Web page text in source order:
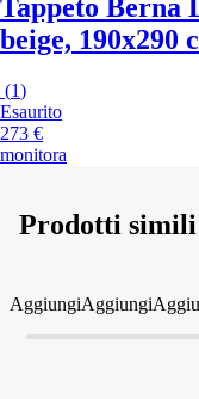
Tappeto Berna
beige, 190x290
(1)
Esaurito
273 €
monitora
Prodotti simili
AggiungiAggiungi